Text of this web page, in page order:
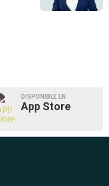
DISPONIBLE EN
App Store